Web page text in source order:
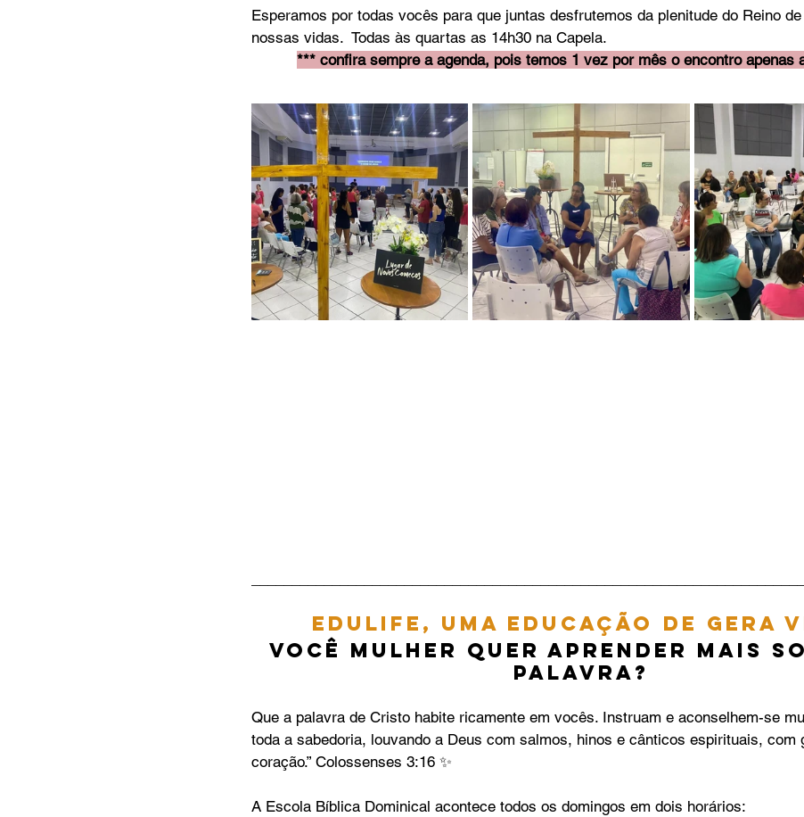
Esperamos por todas vocês para que juntas desfrutemos da plenitude do Reino
nossas vidas.  Todas às quartas as 14h30 na Capela.
*** confira sempre a agenda, pois temos 1 vez por mês o encontro apenas
EDULife, uma educação de gera
Você mulher quer aprender mais
Palavra?
Que a palavra de Cristo habite ricamente em vocês. Instruam e aconselhem-se
toda a sabedoria, louvando a Deus com salmos, hinos e cânticos espirituais, com
coração.” ‭‭Colossenses‬ ‭3‬:‭16‬ ✨
A Escola Bíblica Dominical acontece todos os domingos em dois horários: